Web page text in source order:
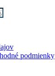
podmienky